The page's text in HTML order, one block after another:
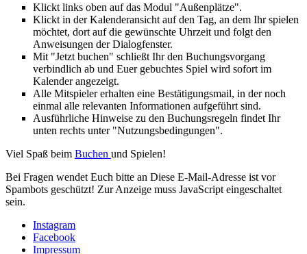
Klickt links oben auf das Modul "Außenplätze".
Klickt in der Kalenderansicht auf den Tag, an dem Ihr spielen
möchtet, dort auf die gewünschte Uhrzeit und folgt den
Anweisungen der Dialogfenster.
Mit "Jetzt buchen" schließt Ihr den Buchungsvorgang
verbindlich ab und Euer gebuchtes Spiel wird sofort im
Kalender angezeigt.
Alle Mitspieler erhalten eine Bestätigungsmail, in der noch
einmal alle relevanten Informationen aufgeführt sind.
Ausführliche Hinweise zu den Buchungsregeln findet Ihr
unten rechts unter "Nutzungsbedingungen".
Viel Spaß beim Buchen und Spielen!
Bei Fragen wendet Euch bitte an Diese E-Mail-Adresse ist vor
Spambots geschützt! Zur Anzeige muss JavaScript eingeschaltet
sein.
Instagram
Facebook
Impressum